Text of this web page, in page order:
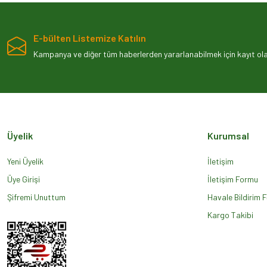
Ürün açıklamasında eksik bilgiler bulunuyor.
Ürün fiyatı diğer sitelerden daha pahalı.
Bu ürüne benzer farklı alternatifler olmalı.
SFS000051G - EL FREN BALATASI (3.0/4.4/VOGUE) - Ferodo
Stok Kodu
E-bülten Listemize Katılın
Kampanya ve diğer tüm haberlerden yararlanabilmek için kayıt
Üyelik
Yeni Üyelik
Üye Girişi
Şifremi Unuttum
Kurumsal
İletişim
İletişim Formu
Havale Bildirim
Kargo Takibi